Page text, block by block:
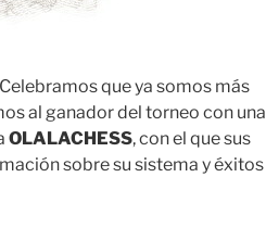
que ya somos más
al ganador del torneo con una
OLALACHESS, con el que sus
sobre su sistema y éxitos